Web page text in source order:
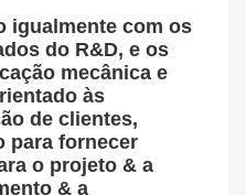
igualmente com os
do R&D, e os
mecânica e
às
de clientes,
para fornecer
o projeto & a
& a